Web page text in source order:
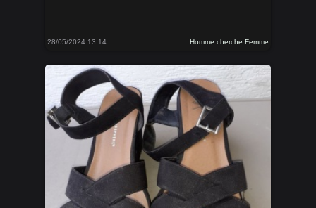
28/05/2024 13:14 Homme cherche Femme